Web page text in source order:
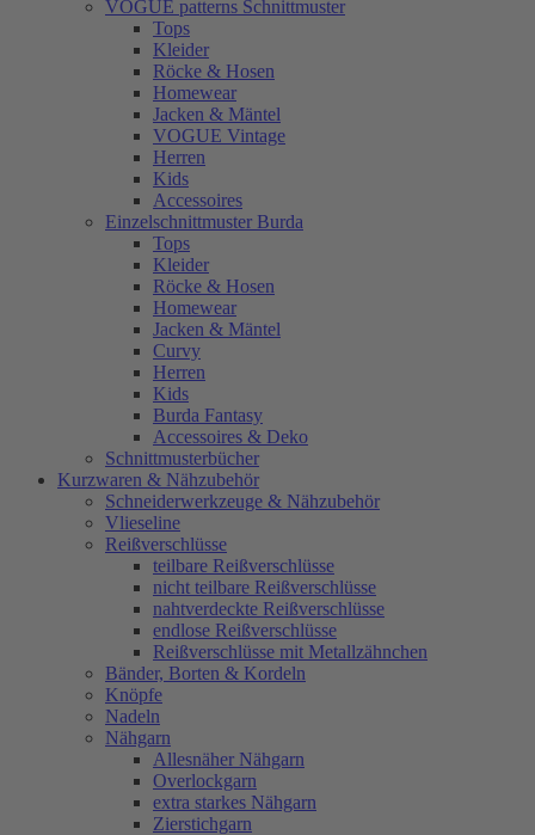
VOGUE patterns Schnittmuster
Tops
Kleider
Röcke & Hosen
Homewear
Jacken & Mäntel
VOGUE Vintage
Herren
Kids
Accessoires
Einzelschnittmuster Burda
Tops
Kleider
Röcke & Hosen
Homewear
Jacken & Mäntel
Curvy
Herren
Kids
Burda Fantasy
Accessoires & Deko
Schnittmusterbücher
Kurzwaren & Nähzubehör
Schneiderwerkzeuge & Nähzubehör
Vlieseline
Reißverschlüsse
teilbare Reißverschlüsse
nicht teilbare Reißverschlüsse
nahtverdeckte Reißverschlüsse
endlose Reißverschlüsse
Reißverschlüsse mit Metallzähnchen
Bänder, Borten & Kordeln
Knöpfe
Nadeln
Nähgarn
Allesnäher Nähgarn
Overlockgarn
extra starkes Nähgarn
Zierstichgarn